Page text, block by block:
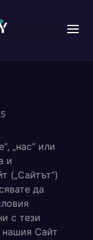
„нас“ или
и
(„Сайтът“)
да
с тези
нашия Сайт